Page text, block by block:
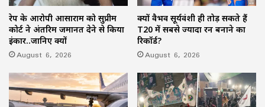
रेप के आरोपी आसाराम को सुप्रीम
कोर्ट ने अंतरिम जमानत देने से किया
इंकार..जानिए क्यों
August 6, 2026
क्यों वैभव सूर्यवंशी ही तोड़ सकते हैं
T20 में सबसे ज्यादा रन बनाने का
रिकॉर्ड?
August 6, 2026